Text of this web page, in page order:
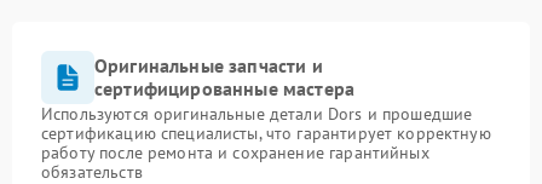
Оригинальные запчасти и
сертифицированные мастера
Используются оригинальные детали Dors и прошедшие
сертификацию специалисты, что гарантирует корректную
работу после ремонта и сохранение гарантийных
обязательств